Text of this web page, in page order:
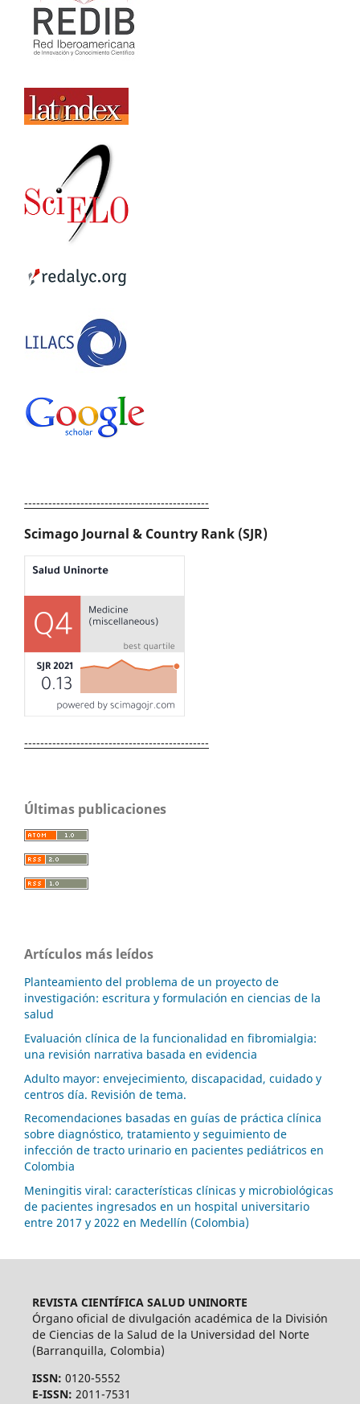
----------------------------------------------
Scimago Journal & Country Rank (SJR)
----------------------------------------------
Últimas publicaciones
Artículos más leídos
Planteamiento del problema de un proyecto de
investigación: escritura y formulación en ciencias de la
salud
Evaluación clínica de la funcionalidad en fibromialgia:
una revisión narrativa basada en evidencia
Adulto mayor: envejecimiento, discapacidad, cuidado y
centros día. Revisión de tema.
Recomendaciones basadas en guías de práctica clínica
sobre diagnóstico, tratamiento y seguimiento de
infección de tracto urinario en pacientes pediátricos en
Colombia
Meningitis viral: características clínicas y microbiológicas
de pacientes ingresados en un hospital universitario
entre 2017 y 2022 en Medellín (Colombia)
REVISTA CIENTÍFICA SALUD UNINORTE
Órgano oficial de divulgación académica de la División
de Ciencias de la Salud de la Universidad del Norte
(Barranquilla, Colombia)
ISSN: 0120-5552
E-ISSN: 2011-7531